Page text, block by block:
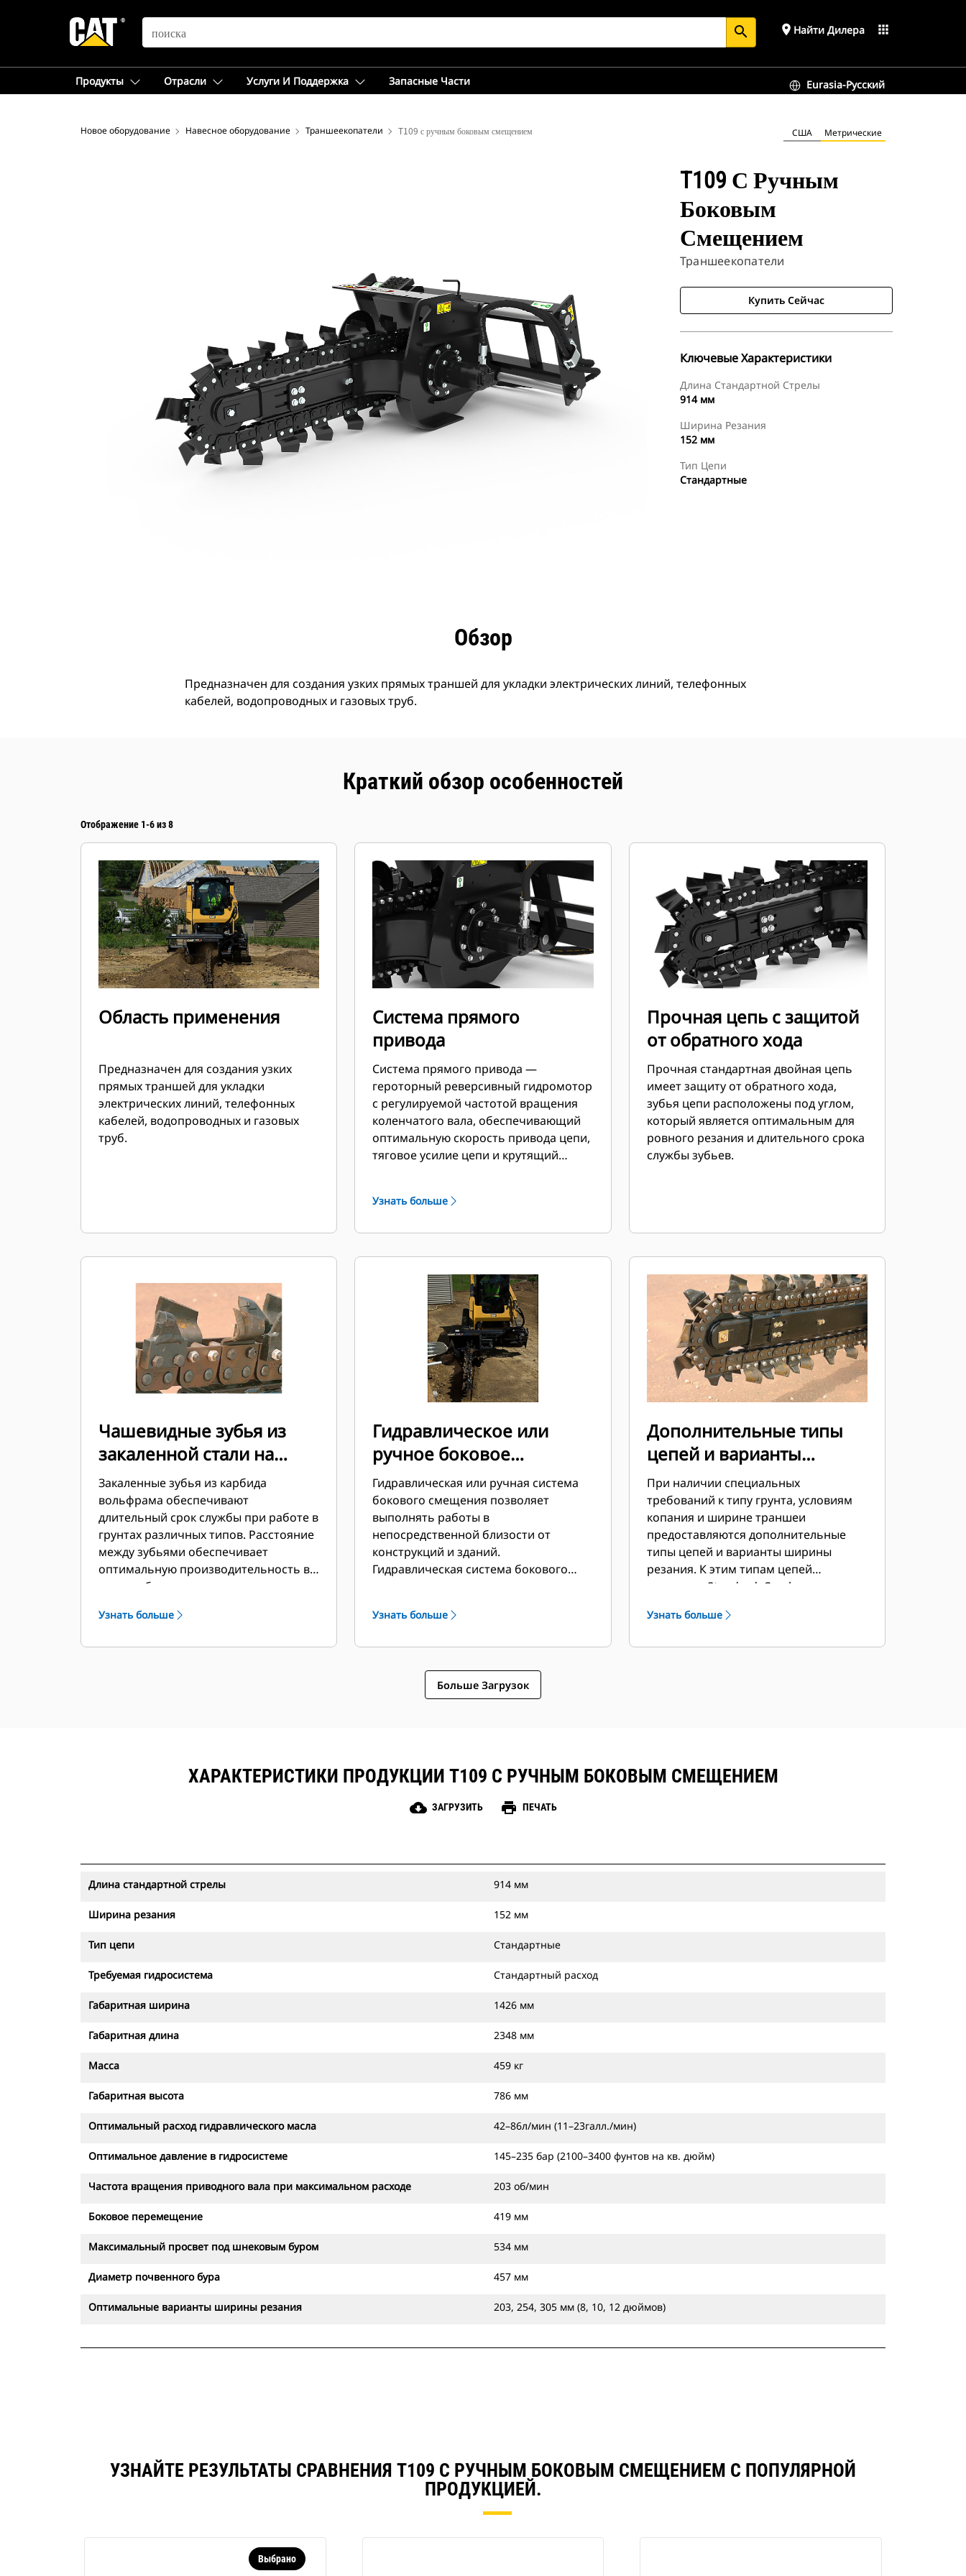
SEARCH search place Найти Дилера apps
Продукты Отрасли Услуги И Поддержка Запасные Части Eurasia-Русский
Новое оборудование Навесное оборудование Траншеекопатели T109 с ручным боковым смещением США Метрические
T109 С Ручным
Боковым
Смещением
Траншеекопатели
Купить Сейчас
Ключевые Характеристики
Длина Стандартной Стрелы
914 мм
Ширина Резания
152 мм
Тип Цепи
Стандартные
Обзор
Предназначен для создания узких прямых траншей для укладки электрических линий, телефонных
кабелей, водопроводных и газовых труб.
Краткий обзор особенностей
Отображение 1-6 из 8
Область применения
Предназначен для создания узких
прямых траншей для укладки
электрических линий, телефонных
кабелей, водопроводных и газовых
труб.
Система прямого
привода
Система прямого привода —
героторный реверсивный гидромотор
с регулируемой частотой вращения
коленчатого вала, обеспечивающий
оптимальную скорость привода цепи,
тяговое усилие цепи и крутящий
при выполнении траншейных работ в
Узнать больше
Прочная цепь с защитой
от обратного хода
Прочная стандартная двойная цепь
имеет защиту от обратного хода,
зубья цепи расположены под углом,
который является оптимальным для
ровного резания и длительного срока
службы зубьев.
Чашевидные зубья из
закаленной стали на
основе карбида
вольфрама
Закаленные зубья из карбида
вольфрама обеспечивают
длительный срок службы при работе в
грунтах различных типов. Расстояние
между зубьями обеспечивает
оптимальную производительность в
грунтах большинства типов.
Узнать больше
Гидравлическое или
ручное боковое
смещение
Гидравлическая или ручная система
бокового смещения позволяет
выполнять работы в
непосредственной близости от
конструкций и зданий.
Гидравлическая система бокового
(дополнительный вариант для
с помощью стандартного
переключателя вспомогательного
Узнать больше
Дополнительные типы
цепей и варианты
ширины резания
При наличии специальных
требований к типу грунта, условиям
копания и ширине траншеи
предоставляются дополнительные
типы цепей и варианты ширины
резания. К этим типам цепей
относятся Standard, Combo,
Узнать больше
Больше Загрузок
ХАРАКТЕРИСТИКИ ПРОДУКЦИИ T109 С РУЧНЫМ БОКОВЫМ СМЕЩЕНИЕМ
cloud_download ЗАГРУЗИТЬ print ПЕЧАТЬ
Длина стандартной стрелы 914 мм
Ширина резания 152 мм
Тип цепи Стандартные
Требуемая гидросистема Стандартный расход
Габаритная ширина 1426 мм
Габаритная длина 2348 мм
Масса 459 кг
Габаритная высота 786 мм
Оптимальный расход гидравлического масла 42–86л/мин (11–23галл./мин)
Оптимальное давление в гидросистеме 145–235 бар (2100–3400 фунтов на кв. дюйм)
Частота вращения приводного вала при максимальном расходе 203 об/мин
Боковое перемещение 419 мм
Максимальный просвет под шнековым буром 534 мм
Диаметр почвенного бура 457 мм
Оптимальные варианты ширины резания 203, 254, 305 мм (8, 10, 12 дюймов)
УЗНАЙТЕ РЕЗУЛЬТАТЫ СРАВНЕНИЯ T109 С РУЧНЫМ БОКОВЫМ СМЕЩЕНИЕМ С ПОПУЛЯРНОЙ
ПРОДУКЦИЕЙ.
Выбрано